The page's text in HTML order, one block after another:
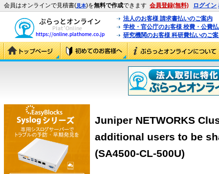
会員はオンラインで見積書(見本)を無料で作成できます 会員登録(無料) ログイン
法人のお客様 請求書払いのご案内
学校・官公庁のお客様 校費・公費
研究機関のお客様 科研費払いのご
Juniper NETWORKS
additional users to be
(SA4500-CL-500U)